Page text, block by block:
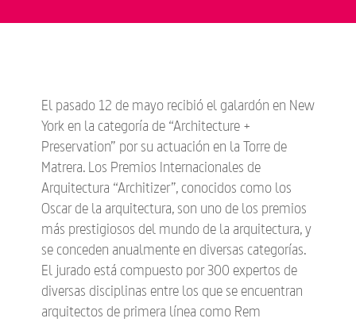
El pasado 12 de mayo recibió el galardón en New
York en la categoría de “Architecture +
Preservation” por su actuación en la Torre de
Matrera. Los Premios Internacionales de
Arquitectura “Architizer”, conocidos como los
Oscar de la arquitectura, son uno de los premios
más prestigiosos del mundo de la arquitectura, y
se conceden anualmente en diversas categorías.
El jurado está compuesto por 300 expertos de
diversas disciplinas entre los que se encuentran
arquitectos de primera línea como Rem